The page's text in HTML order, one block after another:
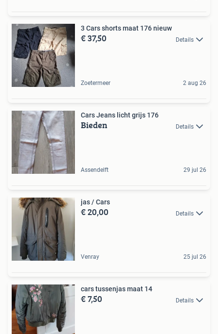
3 Cars shorts maat 176 nieuw
€ 37,50 Details
Zoetermeer 2 aug 26
Cars Jeans licht grijs 176
Bieden Details
Assendelft 29 jul 26
jas / Cars
€ 20,00 Details
Venray 25 jul 26
cars tussenjas maat 14
€ 7,50 Details